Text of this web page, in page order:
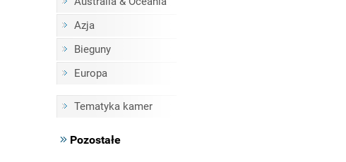
Azja
Bieguny
Europa
Tematyka kamer
Pozostałe